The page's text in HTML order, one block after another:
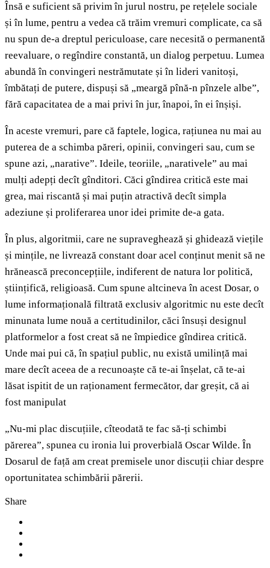
Însă e suficient să privim în jurul nostru, pe rețelele sociale
și în lume, pentru a vedea că trăim vremuri complicate, ca să
nu spun de-a dreptul periculoase, care necesită o permanentă
reevaluare, o regîndire constantă, un dialog perpetuu. Lumea
abundă în convingeri nestrămutate și în lideri vanitoși,
îmbătați de putere, dispuși să „meargă pînă-n pînzele albe”,
fără capacitatea de a mai privi în jur, înapoi, în ei înșiși.
În aceste vremuri, pare că faptele, logica, rațiunea nu mai au
puterea de a schimba păreri, opinii, convingeri sau, cum se
spune azi, „narative”. Ideile, teoriile, „narativele” au mai
mulți adepți decît gînditori. Căci gîndirea critică este mai
grea, mai riscantă și mai puțin atractivă decît simpla
adeziune și proliferarea unor idei primite de-a gata.
În plus, algoritmii, care ne supraveghează și ghidează viețile
și mințile, ne livrează constant doar acel conținut menit să ne
hrănească preconcepțiile, indiferent de natura lor politică,
științifică, religioasă. Cum spune altcineva în acest Dosar, o
lume informațională filtrată exclusiv algoritmic nu este decît
minunata lume nouă a certitudinilor, căci însuși designul
platformelor a fost creat să ne împiedice gîndirea critică.
Unde mai pui că, în spațiul public, nu există umilință mai
mare decît aceea de a recunoaște că te-ai înșelat, că te-ai
lăsat ispitit de un raționament fermecător, dar greșit, că ai
fost manipulat
„Nu-mi plac discuțiile, cîteodată te fac să-ți schimbi
părerea”, spunea cu ironia lui proverbială Oscar Wilde. În
Dosarul de față am creat premisele unor discuții chiar despre
oportunitatea schimbării părerii.
Share